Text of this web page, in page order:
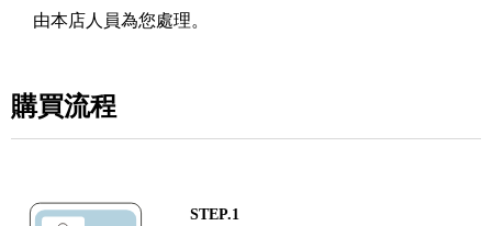
由本店人員為您處理。
購買流程
STEP.1